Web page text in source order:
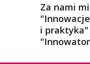
Za nami
i praktyka"